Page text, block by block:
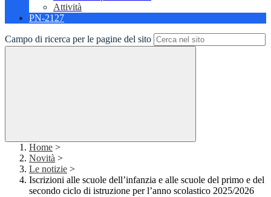
Attività
PN-2127
Campo di ricerca per le pagine del sito
Home >
Novità >
Le notizie >
Iscrizioni alle scuole dell’infanzia e alle scuole del primo e del
secondo ciclo di istruzione per l’anno scolastico 2025/2026